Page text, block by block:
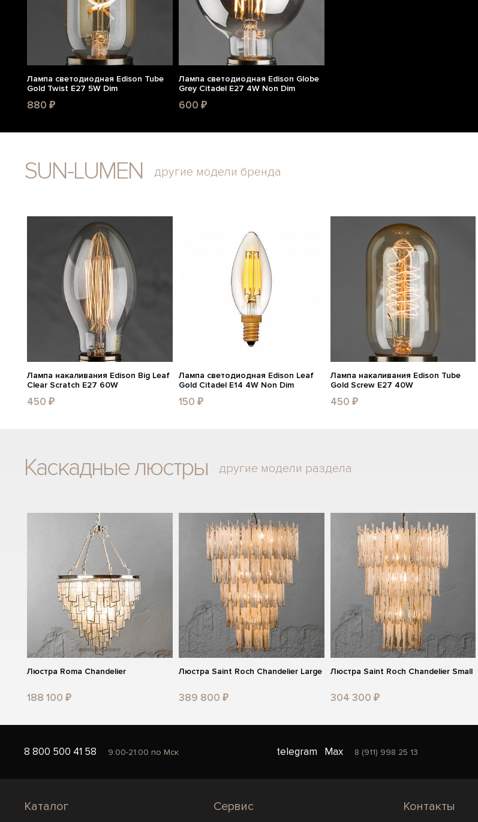
Лампа светодиодная Edison Tube
Gold Twist E27 5W Dim
880 ₽
Лампа светодиодная Edison Globe
Grey Citadel E27 4W Non Dim
600 ₽
SUN-LUMEN другие модели бренда
Лампа накаливания Edison Big Leaf
Clear Scratch E27 60W
450 ₽
Лампа светодиодная Edison Leaf
Gold Citadel E14 4W Non Dim
150 ₽
Лампа накаливания Edison Tube
Gold Screw E27 40W
450 ₽
Каскадные люстры другие модели раздела
Люстра Roma Chandelier
188 100 ₽
Люстра Saint Roch Chandelier Large
389 800 ₽
Люстра Saint Roch Chandelier Small
304 300 ₽
8 800 500 41 58 9:00-21:00 по Мск telegram Max 8 (911) 998 25 13
Каталог Сервис Контакты